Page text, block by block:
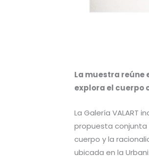
La muestra reúne
explora el cuerpo
La Galería VALART
propuesta conjunta
cuerpo y la
ubicada en la